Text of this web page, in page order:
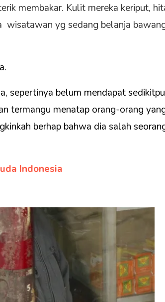
membakar. Kulit mereka keriput,
wisatawan yg sedang belanja
sepertinya belum mendapat
termangu menatap orang-orang
berhap bahwa dia salah
Indonesia